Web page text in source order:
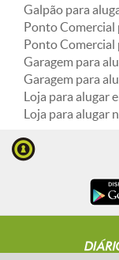
Galpão para
Ponto Comercial
Ponto Comercial
Garagem para
Garagem para
Loja para alugar
Loja para alugar